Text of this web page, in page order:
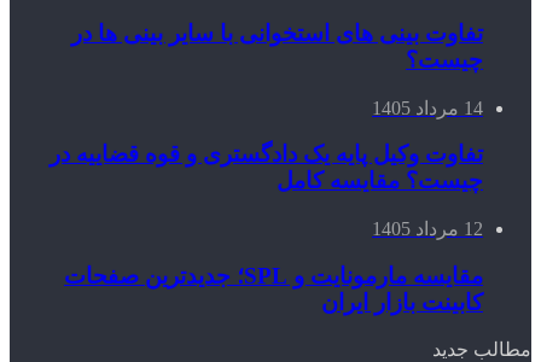
تفاوت بینی های استخوانی با سایر بینی ها در
چیست؟
14 مرداد 1405
تفاوت وکیل پایه یک دادگستری و قوه قضاییه در
چیست؟ مقایسه کامل
12 مرداد 1405
مقایسه مارمونایت و SPL؛ جدیدترین صفحات
کابینت بازار ایران
مطالب جدید